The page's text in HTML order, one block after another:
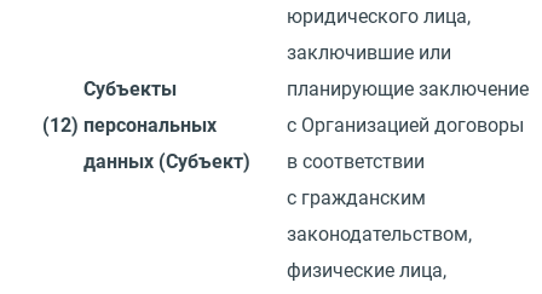
(12)
Субъекты
персональных
данных (Субъект)
юридического лица,
заключившие или
планирующие заключение
с Организацией договоры
в соответствии
с гражданским
законодательством,
физические лица,